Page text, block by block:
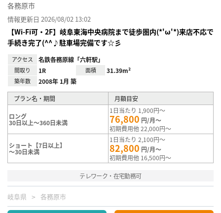
各務原市
情報更新日 2026/08/02 13:02
【Wi-Fi可・2F】岐阜東海中央病院まで徒歩圏内(*'ω'*)来店不応で
手続き完了(^^♪駐車場完備です☆彡
アクセス 名鉄各務原線「六軒駅」
間取り 1R 面積 31.39m²
築年数 2008年 1月 築
プラン名・期間 月額目安
ロング
30日以上～360日未満
1日当たり 1,900円～
76,800 円/月～
初期費用他 22,000円～
ショート【7日以上】
～30日未満
1日当たり 2,100円～
82,800 円/月～
初期費用他 16,500円～
テレワーク・在宅勤務可
岐阜県 各務原市